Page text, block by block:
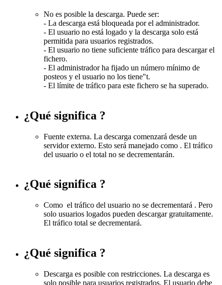
No es posible la descarga. Puede ser:
- La descarga está bloqueada por el administrador.
- El usuario no está logado y la descarga solo está
permitida para usuarios registrados.
- El usuario no tiene suficiente tráfico para descargar el
fichero.
- El administrador ha fijado un número mínimo de
posteos y el usuario no los tiene"t.
- El límite de tráfico para este fichero se ha superado.
¿Qué significa ?
Fuente externa. La descarga comenzará desde un
servidor externo. Esto será manejado como . El tráfico
del usuario o el total no se decrementarán.
¿Qué significa ?
Como el tráfico del usuario no se decrementará . Pero
solo usuarios logados pueden descargar gratuitamente.
El tráfico total se decrementará.
¿Qué significa ?
Descarga es posible con restricciones. La descarga es
solo posible para usuarios registrados. El usuario debe